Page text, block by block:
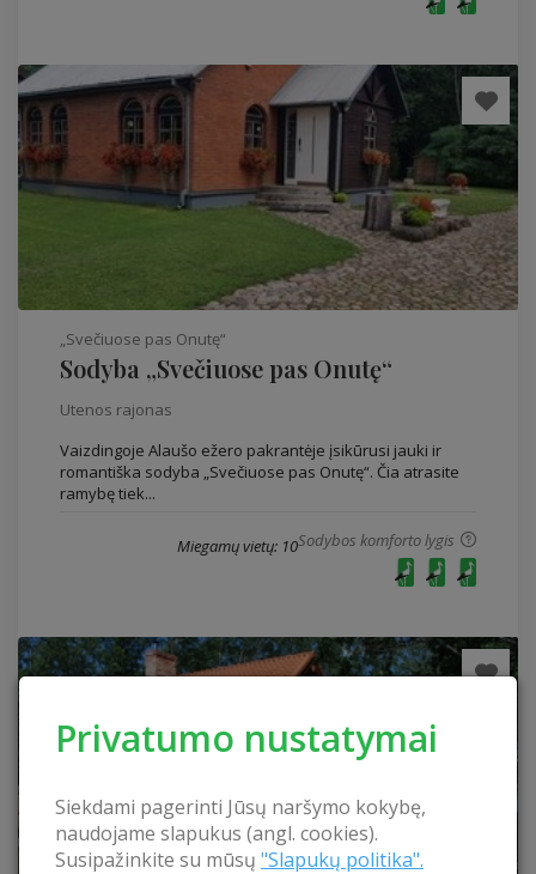
Privatumo nustatymai
Siekdami pagerinti Jūsų naršymo kokybę,
naudojame slapukus (angl. cookies).
Susipažinkite su mūsų "Slapukų politika".
„Svečiuose pas Onutę“
Sodyba „Svečiuose pas Onutę“
Utenos rajonas
Vaizdingoje Alaušo ežero pakrantėje įsikūrusi jauki ir
romantiška sodyba „Svečiuose pas Onutę“. Čia atrasite
ramybę tiek...
Sodybos komforto lygis
Miegamų vietų: 10